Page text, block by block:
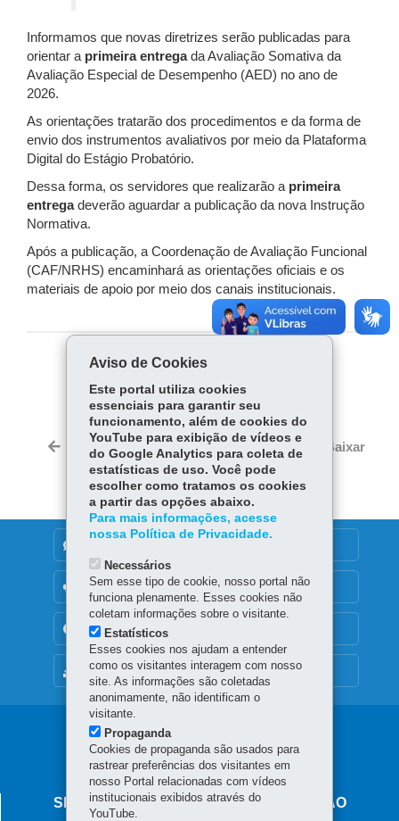
Informamos que novas diretrizes serão publicadas para
orientar a primeira entregada Avaliação Somativa da
Avaliação Especial de Desempenho (AED) no ano de
2026.
As orientações tratarão dos procedimentos e da forma de
envio dos instrumentos avaliativos por meio da Plataforma
Digital do Estágio Probatório.
Dessa forma, os servidores que realizarão a primeira
entregadeverão aguardar a publicação da nova Instrução
Normativa.
Após a publicação, a Coordenação de Avaliação Funcional
(CAF/NRHS) encaminhará as orientações oficiais e os
materiais de apoio por meio dos canais institucionais.
COMPARTILHE:
ce
bo
ok
Tw
itt
er
ha
ts
Ap
p
Voltar Início Imprimir Baixar
MAPA DO SITE
OUVIDORIA
TRANSPARÊNCIA INSTITUCIONAL
Navegação
principal
SECRETARIA DE ESTADO DA EDUCAÇÃO
Aviso de Cookies
Este portal utiliza cookies
essenciais para garantir seu
funcionamento, além de cookies do
YouTube para exibição de vídeos e
do Google Analytics para coleta de
estatísticas de uso. Você pode
escolher como tratamos os cookies
a partir das opções abaixo.
Para mais informações, acesse
nossa Política de Privacidade.
Necessários
Sem esse tipo de cookie, nosso portal não
funciona plenamente. Esses cookies não
coletam informações sobre o visitante.
Estatísticos
Esses cookies nos ajudam a entender
como os visitantes interagem com nosso
site. As informações são coletadas
anonimamente, não identificam o
visitante.
Propaganda
Cookies de propaganda são usados para
rastrear preferências dos visitantes em
nosso Portal relacionadas com vídeos
institucionais exibidos através do
YouTube.